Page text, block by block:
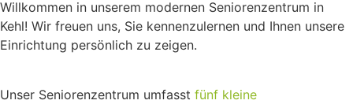
Willkommen in unserem modernen Seniorenzentrum in
Kehl! Wir freuen uns, Sie kennenzulernen und Ihnen unsere
Einrichtung persönlich zu zeigen.
Unser Seniorenzentrum umfasst fünf kleine